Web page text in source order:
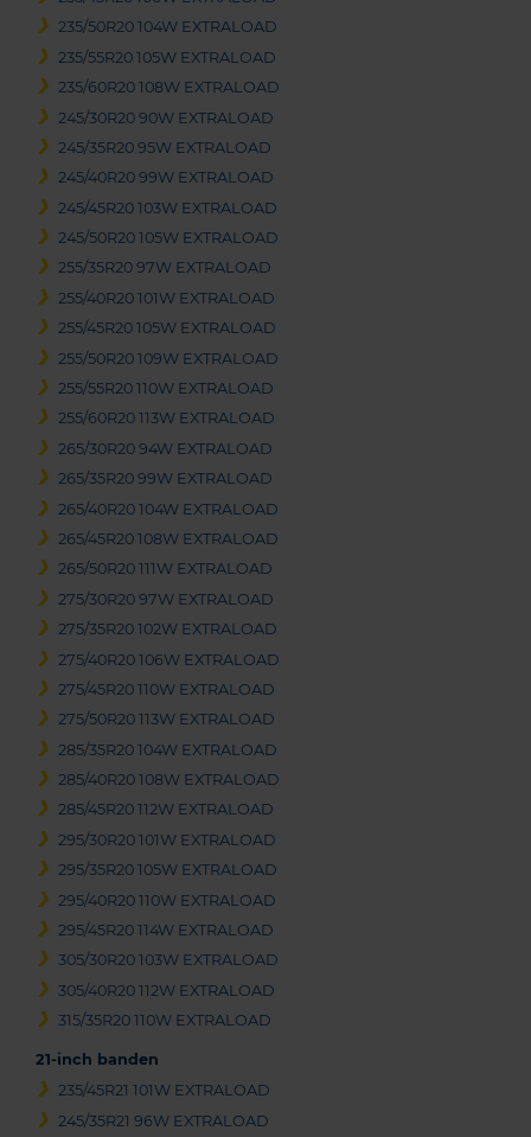
235/50R20 104W EXTRALOAD
235/55R20 105W EXTRALOAD
235/60R20 108W EXTRALOAD
245/30R20 90W EXTRALOAD
245/35R20 95W EXTRALOAD
245/40R20 99W EXTRALOAD
245/45R20 103W EXTRALOAD
245/50R20 105W EXTRALOAD
255/35R20 97W EXTRALOAD
255/40R20 101W EXTRALOAD
255/45R20 105W EXTRALOAD
255/50R20 109W EXTRALOAD
255/55R20 110W EXTRALOAD
255/60R20 113W EXTRALOAD
265/30R20 94W EXTRALOAD
265/35R20 99W EXTRALOAD
265/40R20 104W EXTRALOAD
265/45R20 108W EXTRALOAD
265/50R20 111W EXTRALOAD
275/30R20 97W EXTRALOAD
275/35R20 102W EXTRALOAD
275/40R20 106W EXTRALOAD
275/45R20 110W EXTRALOAD
275/50R20 113W EXTRALOAD
285/35R20 104W EXTRALOAD
285/40R20 108W EXTRALOAD
285/45R20 112W EXTRALOAD
295/30R20 101W EXTRALOAD
295/35R20 105W EXTRALOAD
295/40R20 110W EXTRALOAD
295/45R20 114W EXTRALOAD
305/30R20 103W EXTRALOAD
305/40R20 112W EXTRALOAD
315/35R20 110W EXTRALOAD
21-inch banden
235/45R21 101W EXTRALOAD
245/35R21 96W EXTRALOAD